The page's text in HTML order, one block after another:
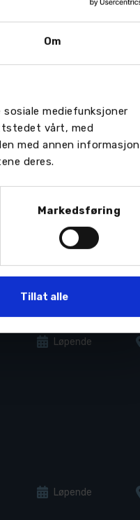
Om
mediefunksjoner
vårt, med
med annen informasjon
deres.
Markedsføring
Tillat alle
Løpende
Løpende
Løpende